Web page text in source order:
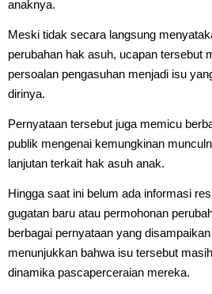
anaknya.
Meski tidak secara langsung
perubahan hak asuh, ucapan tersebut
persoalan pengasuhan menjadi isu
dirinya.
Pernyataan tersebut juga memicu
publik mengenai kemungkinan
lanjutan terkait hak asuh anak.
Hingga saat ini belum ada informasi
gugatan baru atau permohonan
berbagai pernyataan yang
menunjukkan bahwa isu tersebut
dinamika pascaperceraian mereka.